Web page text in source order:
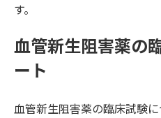
す。
血管新生阻害薬の
ート
血管新生阻害薬の臨床試験